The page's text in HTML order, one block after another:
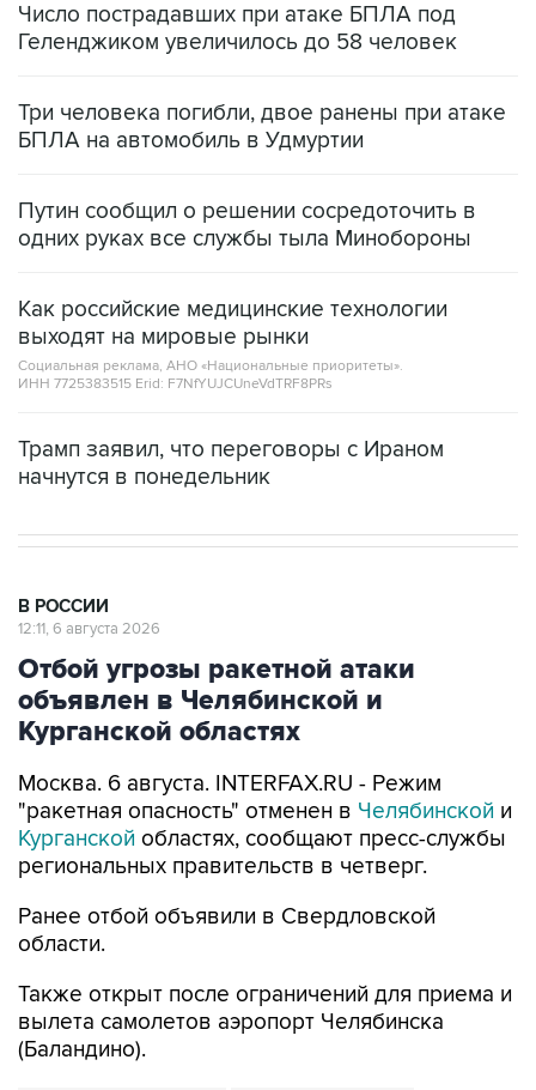
Число пострадавших при атаке БПЛА под
Геленджиком увеличилось до 58 человек
Три человека погибли, двое ранены при атаке
БПЛА на автомобиль в Удмуртии
Путин сообщил о решении сосредоточить в
одних руках все службы тыла Минобороны
Как российские медицинские технологии
выходят на мировые рынки
Социальная реклама, АНО «Национальные приоритеты».
ИНН 7725383515 Erid: F7NfYUJCUneVdTRF8PRs
Трамп заявил, что переговоры с Ираном
начнутся в понедельник
В РОССИИ
12:11, 6 августа 2026
Отбой угрозы ракетной атаки
объявлен в Челябинской и
Курганской областях
Москва. 6 августа. INTERFAX.RU - Режим
"ракетная опасность" отменен в Челябинской и
Курганской областях, сообщают пресс-службы
региональных правительств в четверг.
Ранее отбой объявили в Свердловской
области.
Также открыт после ограничений для приема и
вылета самолетов аэропорт Челябинска
(Баландино).